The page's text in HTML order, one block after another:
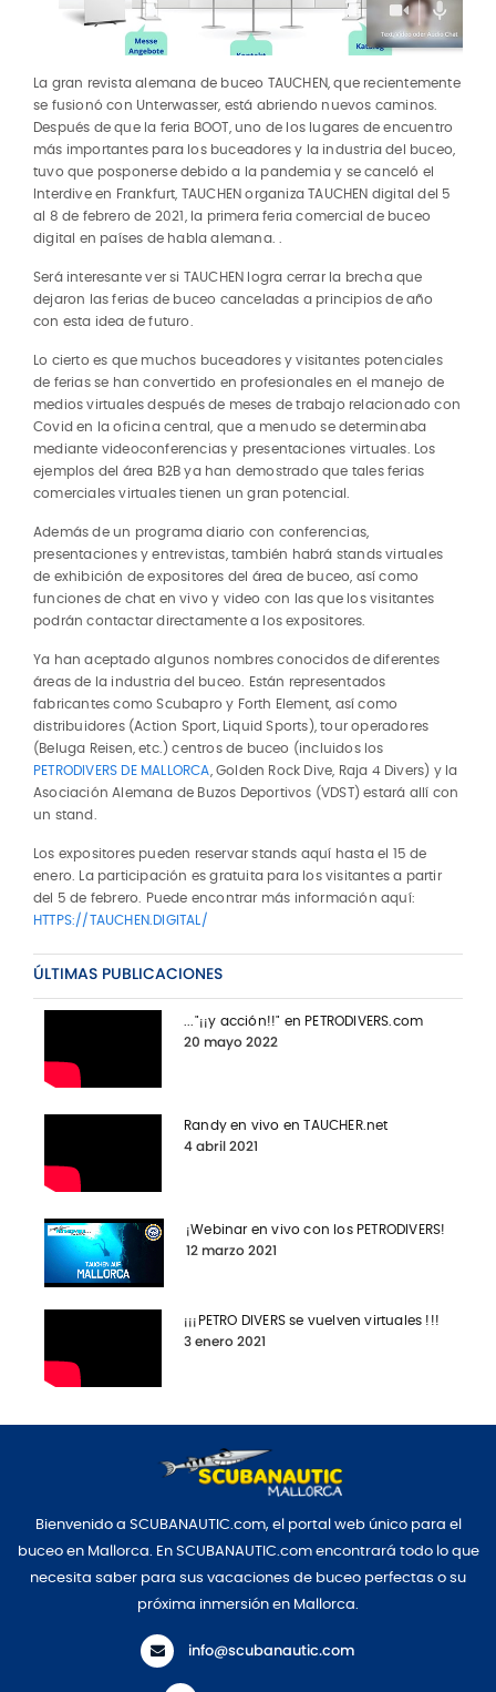
La gran revista alemana de buceo TAUCHEN, que recientemente
se fusionó con Unterwasser, está abriendo nuevos caminos.
Después de que la feria BOOT, uno de los lugares de encuentro
más importantes para los buceadores y la industria del buceo,
tuvo que posponerse debido a la pandemia y se canceló el
Interdive en Frankfurt, TAUCHEN organiza TAUCHEN digital del 5
al 8 de febrero de 2021, la primera feria comercial de buceo
digital en países de habla alemana. .
Será interesante ver si TAUCHEN logra cerrar la brecha que
dejaron las ferias de buceo canceladas a principios de año
con esta idea de futuro.
Lo cierto es que muchos buceadores y visitantes potenciales
de ferias se han convertido en profesionales en el manejo de
medios virtuales después de meses de trabajo relacionado con
Covid en la oficina central, que a menudo se determinaba
mediante videoconferencias y presentaciones virtuales. Los
ejemplos del área B2B ya han demostrado que tales ferias
comerciales virtuales tienen un gran potencial.
Además de un programa diario con conferencias,
presentaciones y entrevistas, también habrá stands virtuales
de exhibición de expositores del área de buceo, así como
funciones de chat en vivo y video con las que los visitantes
podrán contactar directamente a los expositores.
Ya han aceptado algunos nombres conocidos de diferentes
áreas de la industria del buceo. Están representados
fabricantes como Scubapro y Forth Element, así como
distribuidores (Action Sport, Liquid Sports), tour operadores
(Beluga Reisen, etc.) centros de buceo (incluidos los
PETRODIVERS DE MALLORCA , Golden Rock Dive, Raja 4 Divers) y la
Asociación Alemana de Buzos Deportivos (VDST) estará allí con
un stand.
Los expositores pueden reservar stands aquí hasta el 15 de
enero. La participación es gratuita para los visitantes a partir
del 5 de febrero. Puede encontrar más información aquí:
HTTPS://TAUCHEN.DIGITAL/
ÚLTIMAS PUBLICACIONES
..."¡¡y acción!!" en PETRODIVERS.com
20 mayo 2022
Randy en vivo en TAUCHER.net
4 abril 2021
¡Webinar en vivo con los PETRODIVERS!
12 marzo 2021
¡¡¡PETRO DIVERS se vuelven virtuales !!!
3 enero 2021
Bienvenido a SCUBANAUTIC.com, el portal web único para el
buceo en Mallorca. En SCUBANAUTIC.com encontrará todo lo que
necesita saber para sus vacaciones de buceo perfectas o su
próxima inmersión en Mallorca.
info@scubanautic.com